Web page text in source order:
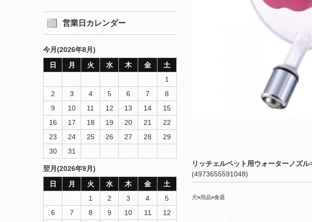
リッチェルペット用ウォーターノズル
(4973655591048)
犬>用品>食器
営業日カレンダー
今月(2026年8月)
日
月 火 水 木 金
土
1
2
3 4 5 6 7
8
9
10 11 12 13 14
15
16
17 18 19 20 21
22
23
24 25 26 27 28
29
30
31
翌月(2026年9月)
日
月 火 水 木 金
土
1
2 3 4
5
6
7 8 9 10 11
12